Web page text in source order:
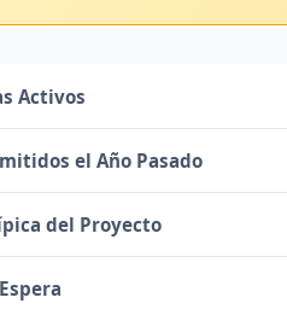
Activos
el Año Pasado
del Proyecto